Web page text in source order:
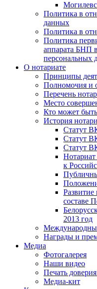
Политика в
данных
Политика в
Политика
аппарата БНП
персональных
О нотариате
Принципы
Полномочия и
Перечень
Место
Кто может
История
Статут
Статут
Статут
к
Развитие
составе
2013 год
Награды и
Медиа
Фотогалерея
Наши видео
Печать
Медиа-кит